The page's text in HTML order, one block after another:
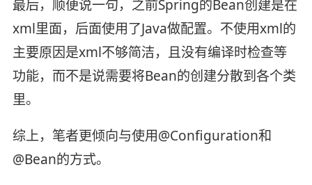
最后，顺便说一句，之前Spring的Bean创建是在
xml里面，后面使用了Java做配置。不使用xml的
主要原因是xml不够简洁，且没有编译时检查等
功能，而不是说需要将Bean的创建分散到各个类
里。
综上，笔者更倾向与使用@Configuration和
@Bean的方式。